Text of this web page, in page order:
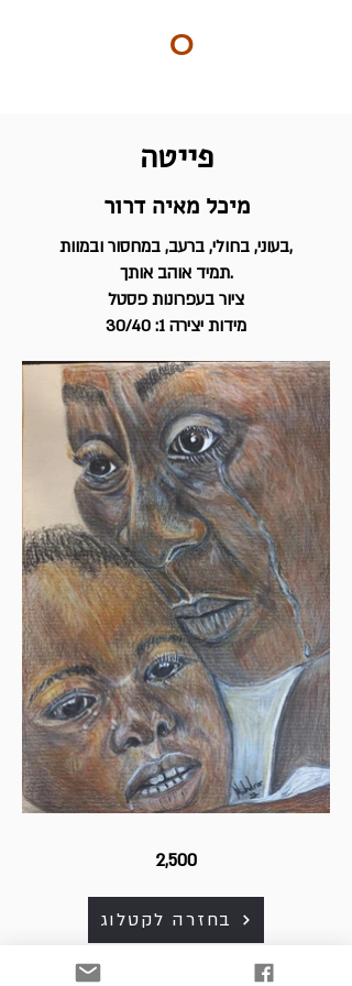
O
פייטה
מיכל מאיה דרור
בעוני, בחולי, ברעב, במחסור ובמוות,
תמיד אוהב אותך.
ציור בעפרונות פסטל
מידות יצירה 1: 30/40
2,500
בחזרה לקטלוג